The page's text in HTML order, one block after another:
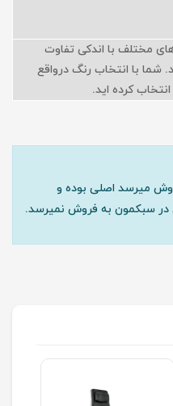
مختلف با اندکی تفاوت
با انتخاب رنگ درواقع
کرده اید.
میرسد اصلی بوده و
در سبکمون به فروش نمیرسد.